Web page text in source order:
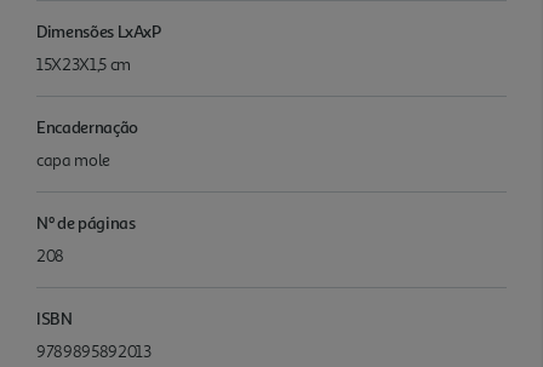
Dimensões LxAxP
15X23X1,5 cm
Encadernação
capa mole
Nº de páginas
208
ISBN
9789895892013